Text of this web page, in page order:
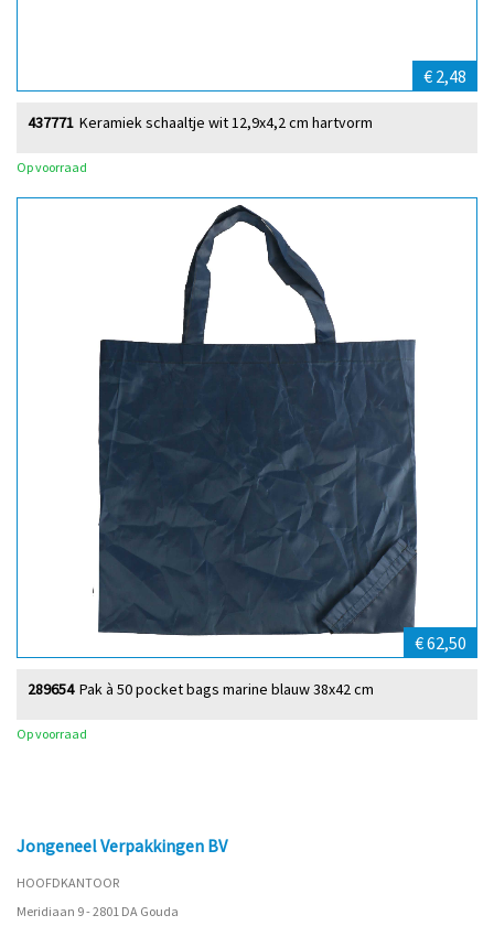
€ 2,48
Keramiek schaaltje wit 12,9x4,2 cm hartvorm
437771
Op voorraad
€ 62,50
Pak à 50 pocket bags marine blauw 38x42 cm
289654
Op voorraad
Jongeneel Verpakkingen BV
HOOFDKANTOOR
Meridiaan 9 - 2801 DA Gouda